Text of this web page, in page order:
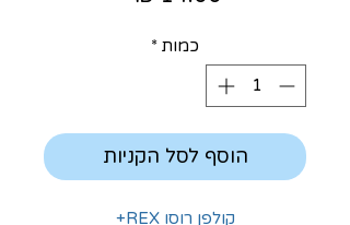
כמות *
הוסף לסל הקניות
קולפן רוסו REX+